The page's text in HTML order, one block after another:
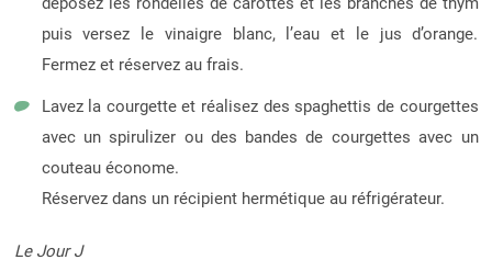
puis versez le vinaigre blanc, l’eau et le jus d’orange.
Fermez et réservez au frais.
Lavez la courgette et réalisez des spaghettis de courgettes
avec un spirulizer ou des bandes de courgettes avec un
couteau économe.
Réservez dans un récipient hermétique au réfrigérateur.
Le Jour J